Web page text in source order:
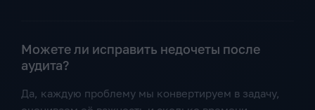
Можете ли исправить недочеты после
аудита?
Да, каждую проблему мы конвертируем в задачу,